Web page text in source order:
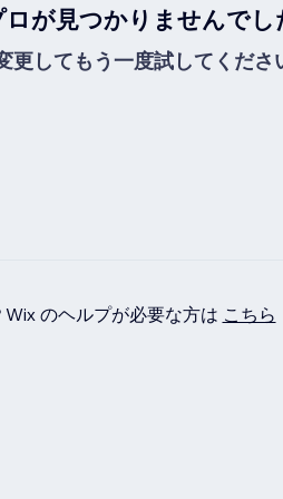
が見つかりませんでし
更してもう一度試してくださ
のヘルプが必要な方は こちら